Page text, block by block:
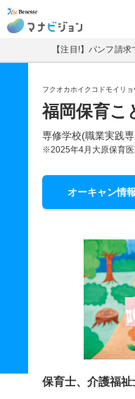
マナビジョン
【注目!】パンフ請
フクオカホイクコドモイリ
福岡保育こ
専修学校(職業実践
※2025年4月大原保育医
オーキャン情報
保育士、介護福祉